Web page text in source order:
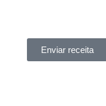
Enviar receita